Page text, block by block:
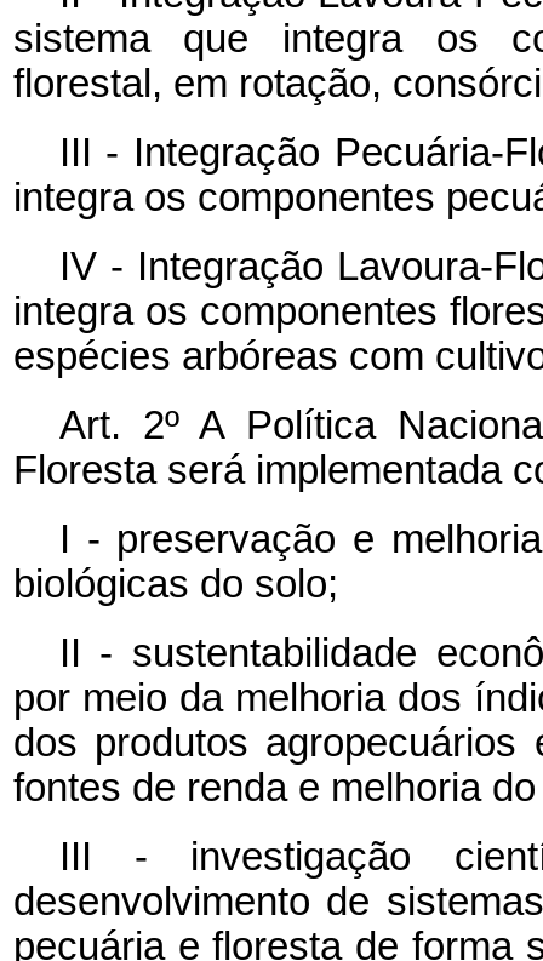
sistema que integra os
florestal, em rotação,
III - Integração Pecuária-
integra os componentes
IV - Integração Lavoura-
integra os componentes
espécies arbóreas com
Art. 2º A Política
Floresta será implementada
I - preservação e
biológicas do solo;
II - sustentabilidade
por meio da melhoria dos
dos produtos
fontes de renda e melhoria
III - investigação
desenvolvimento de
pecuária e floresta de forma